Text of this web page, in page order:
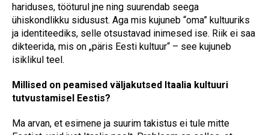
hariduses, tööturul jne ning suurendab seega
ühiskondlikku sidusust. Aga mis kujuneb “oma” kultuuriks
ja identiteediks, selle otsustavad inimesed ise. Riik ei saa
dikteerida, mis on „päris Eesti kultuur“ – see kujuneb
isiklikul teel.
Millised on peamised väljakutsed Itaalia kultuuri
tutvustamisel Eestis?
Ma arvan, et esimene ja suurim takistus ei tule mitte